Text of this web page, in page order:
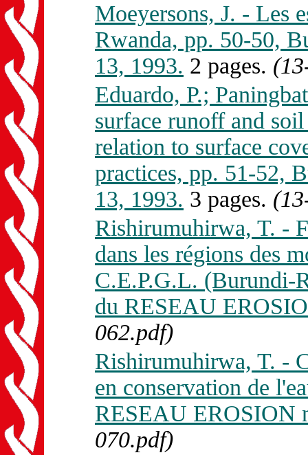
Moeyersons, J. - Les
Rwanda, pp. 50-50,
13, 1993. 2 pages.
Eduardo, P.;
surface runoff and
relation to surface
practices, pp. 51-52,
13, 1993. 3 pages.
Rishirumuhirwa, T. -
dans les régions des
C.E.P.G.L. (Burundi-
du RESEAU
062.pdf)
Rishirumuhirwa, T. -
en conservation de
RESEAU EROSION
070.pdf)